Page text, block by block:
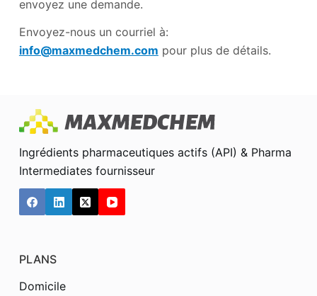
envoyez une demande.
Envoyez-nous un courriel à:
info@maxmedchem.com pour plus de détails.
Ingrédients pharmaceutiques actifs (API) & Pharma
Intermediates fournisseur
PLANS
Domicile